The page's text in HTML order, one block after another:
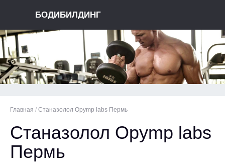
БОДИБИЛДИНГ
Главная / Станазолол Opymp labs Пермь
Станазолол Opymp labs
Пермь